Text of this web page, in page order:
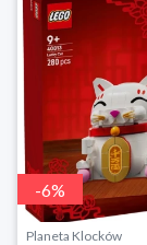
-6%
Planeta Klocków